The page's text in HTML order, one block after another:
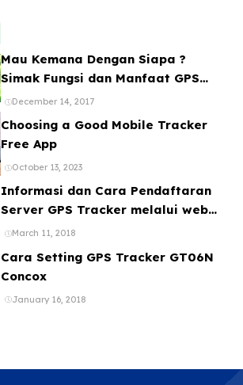
Mau Kemana Dengan Siapa ?
Simak Fungsi dan Manfaat GPS
Mobil
December 14, 2017
Choosing a Good Mobile Tracker
Free App
October 13, 2023
Informasi dan Cara Pendaftaran
Server GPS Tracker melalui web
ataupun Aplikasi Online Gratis
March 11, 2018
Cara Setting GPS Tracker GT06N
Concox
January 16, 2018